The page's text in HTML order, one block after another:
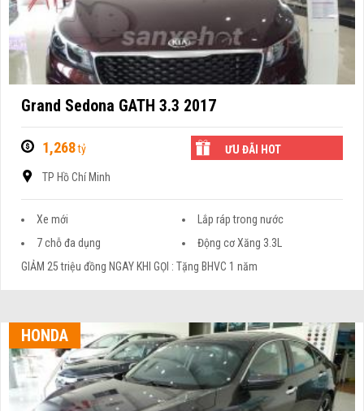
Grand Sedona GATH 3.3 2017
1,268tỷ ƯU ĐÃI HOT
TP Hồ Chí Minh
Xe mới
Lắp ráp trong nước
7 chỗ đa dụng
Động cơ Xăng 3.3L
GIẢM 25 triệu đồng NGAY KHI GỌI : Tặng BHVC 1 năm
HONDA